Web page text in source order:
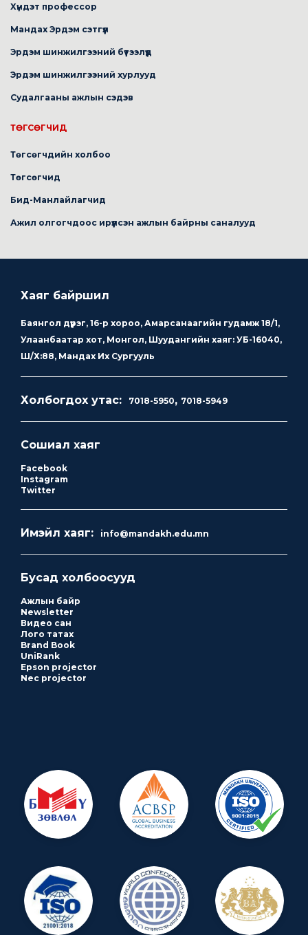
Хүндэт профессор
Мандах Эрдэм сэтгүүл
Эрдэм шинжилгээний бүтээлүүд
Эрдэм шинжилгээний хурлууд
Судалгааны ажлын сэдэв
ТӨГСӨГЧИД
Төгсөгчдийн холбоо
Төгсөгчид
Бид-Манлайлагчид
Ажил олгогчдоос ирүүлсэн ажлын байрны саналууд
Хаяг байршил
Баянгол дүүрэг, 16-р хороо, Амарсанаагийн гудамж 18/1,
Улаанбаатар хот, Монгол, Шуудангийн хаяг: УБ-16040,
Ш/Х:88, Мандах Их Сургууль
Холбогдох утас: 7018-5950, 7018-5949
Сошиал хаяг
Facebook
Instagram
Twitter
Имэйл хаяг: info@mandakh.edu.mn
Бусад холбоосууд
Ажлын байр
Newsletter
Видео сан
Лого татах
Brand Book
UniRank
Epson projector
Nec projector